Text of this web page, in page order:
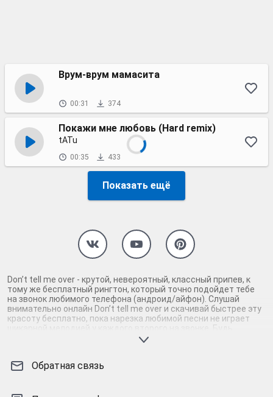
Врум-врум мамасита
00:31 374
Покажи мне любовь (Hard remix)
tATu
00:35 433
Показать ещё
Don’t tell me over - крутой, невероятный, классный припев, к
тому же бесплатный рингтон, который точно подойдет тебе
на звонок любимого телефона (андроид/айфон). Слушай
внимательно онлайн Don’t tell me over и скачивай быстрее эту
красоту бесплатно, пока нарезка любимой песни не играет
шикарной мелодией у каждого второго на звонке. Будь
первым, кто скачает бесплатно сей шедевр музыки и оценит
mp3 песни на звонок телефона, ну, или m4r мелодию на айфон
Обратная связь